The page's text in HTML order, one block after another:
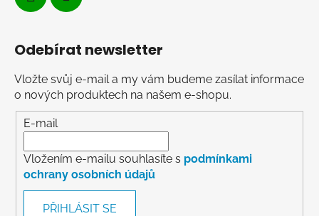
Odebírat newsletter
Vložte svůj e-mail a my vám budeme zasílat informace
o nových produktech na našem e-shopu.
E-mail
Vložením e-mailu souhlasíte s podmínkami
ochrany osobních údajů
PŘIHLÁSIT SE